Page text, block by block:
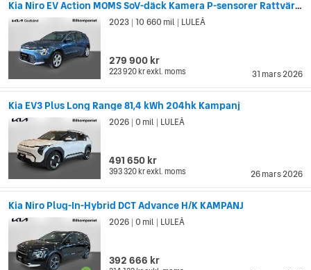
Kia Niro EV Action MOMS SoV-däck Kamera P-sensorer Rattvärme
31 mars 2026
2023 10 660 mil LULEÅ
279 900 kr
223 920 krexkl. moms
Kia EV3 Plus Long Range 81,4 kWh 204hk Kampanj
26 mars 2026
2026 0 mil LULEÅ
491 650 kr
393 320 krexkl. moms
Kia Niro Plug-In-Hybrid DCT Advance H/K KAMPANJ
2026 0 mil LULEÅ
392 666 kr